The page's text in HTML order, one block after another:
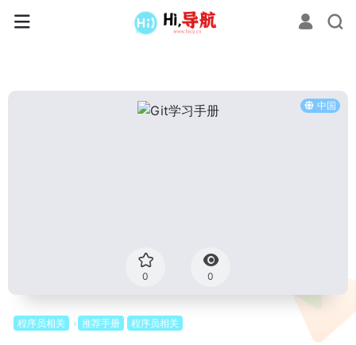
中国
0 0
程序员相关 推荐手册 程序员相关